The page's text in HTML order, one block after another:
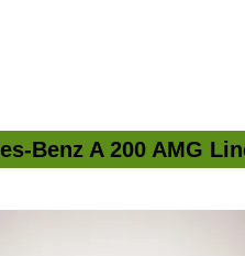
Benz A 200 AMG